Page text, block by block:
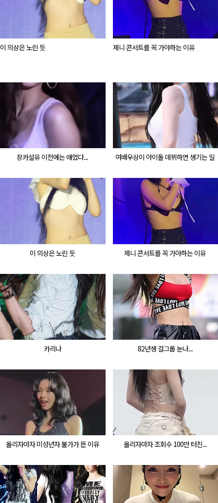
이 의상은 노린 듯 제니 콘서트를 꼭 가야하는 이유
장카설유 이전에는 얘였다... 여배우상이 아이돌 데뷔하면 생기는 일
이 의상은 노린 듯 제니 콘서트를 꼭 가야하는 이유
카리나 82년생 걸그룹 눈나...
올리자마자 미성년자 불가가 뜬 이유 올리자마자 조회수 100만 터진...